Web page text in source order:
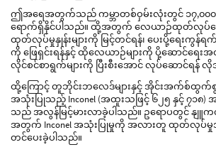
ဤအရေအတွက်သည် ကမ္ဘာတစ်ဝှမ်းလုံးတွင် ၁၇,၀၀
ရောက်ရှိနိုင်ပါသည်။ ထို့အတွက် လေယာဉ်ထုတ်လုပ်ရေ
ထုတ်လုပ်မှုနှုန်းများကို မြင့်တင်ရန်၊ ပေးပို့ရေးကွန်
ကို ဖြေရှင်းရန်နှင့် ထိုလေယာဉ်များကို ပို့ဆောင်ရ
လိုင်စင်စာရွက်များကို ပြီးစီးအောင် လုပ်ဆောင်ရန်
ထို့ကြောင့် တူဘိုင်းဘလေဒ်များနှင့် အိုင်းအက်စ်ထွက်စွ
အသုံးပြုသည့် Inconel (အထူးသဖြင့် ၆၂၅ နှင့် ၇၁
သည် အလွန်မြင့်မားလာခဲ့ပါသည်။ ဥရောပတွင် နျူကလီ
အတွက် Inconel အသုံးပြုမှုကို အလားတူ ထုတ်လုပ်မှုအခ
တင်ပေးခဲ့ပါသည်။